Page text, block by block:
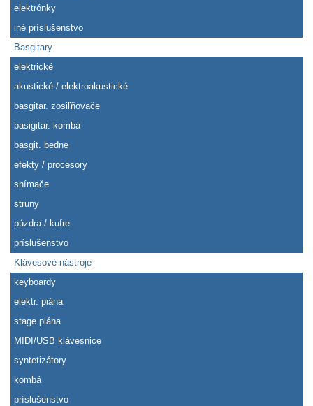
elektrónky
iné príslušenstvo
Basgitary
elektrické
akustické / elektroakustické
basgitar. zosiľňovače
basigitar. kombá
basgit. bedne
efekty / procesory
snímače
struny
púzdra / kufre
príslušenstvo
Klávesové nástroje
keyboardy
elektr. piána
stage piána
MIDI/USB klávesnice
syntetizátory
kombá
príslušenstvo